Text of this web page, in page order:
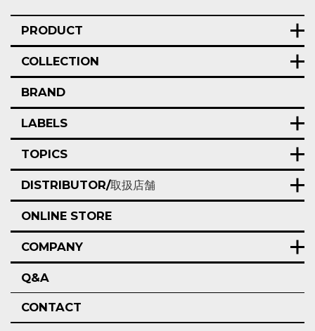
PRODUCT
COLLECTION
BRAND
LABELS
TOPICS
DISTRIBUTOR/取扱店舗
ONLINE STORE
COMPANY
Q&A
CONTACT